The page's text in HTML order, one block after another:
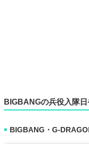
BIGBANGの兵役入隊
■ BIGBANG・G-